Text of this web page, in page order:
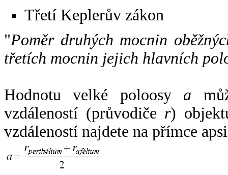
Třetí Keplerův zákon
"Poměr druhých mocnin
třetích mocnin jejich hlavních
Hodnotu velké poloosy a
vzdáleností (průvodiče r)
vzdáleností najdete na přímce